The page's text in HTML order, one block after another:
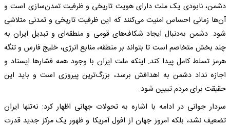
دشمن، نابودی یک ملت دارای هویت تاریخی و ظرفیت تمدن‌سازی است و
آن‌ها زمانی احساس امنیت می‌کنند که این ظرفیت تاریخی و تمدنی متلاشی
شود. دشمن به‌دنبال ایجاد شکاف‌های قومی و منطقه‌ای و تبدیل ایران به
چند بخش متخاصم است تا بتواند بر منطقه، منابع انرژی، خلیج فارس و تنگه
هرمز تسلط کامل پیدا کند. اینکه ملت ایران با وجود همه فشارها ایستاد و
اجازه نداد دشمن به اهدافش برسد، بزرگ‌ترین پیروزی است و باید این
حقیقت برای مردم تبیین شود.
سردار جوانی در ادامه با اشاره به تحولات جهانی اظهار کرد: نه‌تنها ایران
تضعیف نشد، بلکه امروز جهان از افول آمریکا و ظهور یک مرکز جدید قدرت